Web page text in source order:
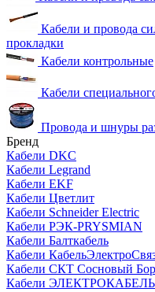
Кабели и провода
прокладки
Кабели контрольные
Кабели
Провода и шнуры
Бренд
Кабели DKC
Кабели Legrand
Кабели EKF
Кабели Цветлит
Кабели Schneider Electric
Кабели РЭК-PRYSMIAN
Кабели Балткабель
Кабели
Кабели СКТ Сосновый Бор
Кабели